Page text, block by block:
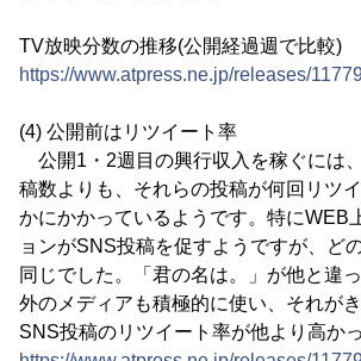
TV放映分数の推移(公開経過週で比較)
https://www.atpress.ne.jp/releases/
(4) 公開前はリツイート率
公開1・2週目の興行収入を稼ぐには
稿数よりも、それらの投稿が何回リツ
かにかかっているようです。特にWEB
ョンがSNS投稿を促すようですが、ど
同じでした。「君の名は。」が他と違
外のメディアも積極的に使い、それが
SNS投稿のリツイート率が他より高か